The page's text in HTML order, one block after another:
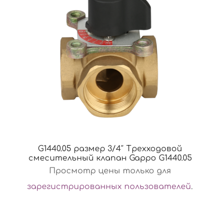
G1440.05 размер 3/4″ Трехходовой
смесительный клапан Gappo G1440.05
Просмотр цены только для
зарегистрированных пользователей.